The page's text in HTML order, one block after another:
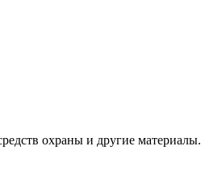
охраны и другие материалы.